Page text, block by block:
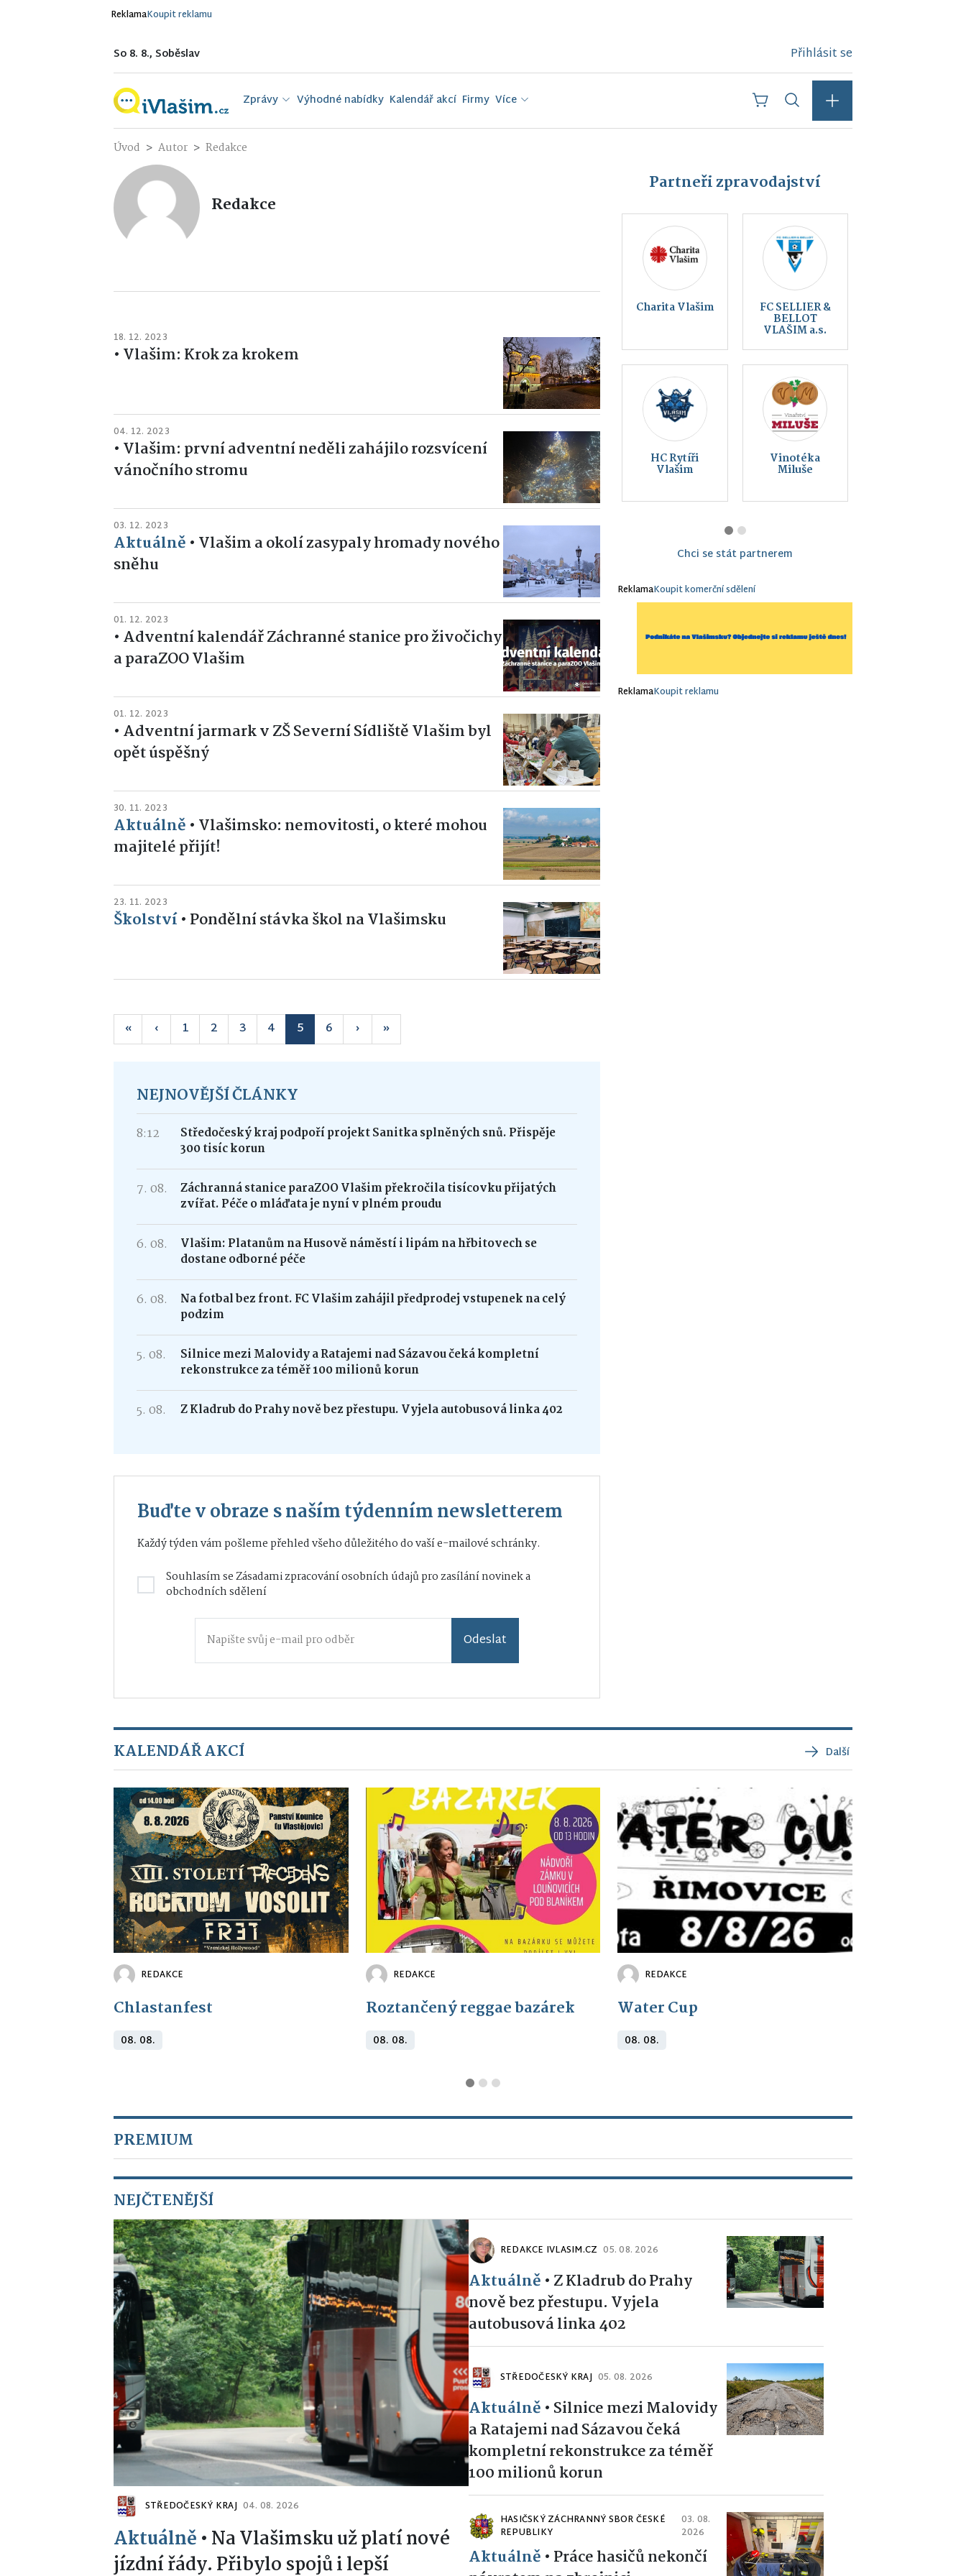
ReklamaKoupit reklamu
So 8. 8., Soběslav Přihlásit se
Zprávy Výhodné nabídky Kalendář akcí Firmy Více
Úvod Autor Redakce
Redakce
18. 12. 2023
• Vlašim: Krok za krokem
04. 12. 2023
• Vlašim: první adventní neděli zahájilo rozsvícení
vánočního stromu
03. 12. 2023
Aktuálně • Vlašim a okolí zasypaly hromady nového
sněhu
01. 12. 2023
• Adventní kalendář Záchranné stanice pro živočichy
a paraZOO Vlašim
01. 12. 2023
• Adventní jarmark v ZŠ Severní Sídliště Vlašim byl
opět úspěšný
30. 11. 2023
Aktuálně • Vlašimsko: nemovitosti, o které mohou
majitelé přijít!
23. 11. 2023
Školství• Pondělní stávka škol na Vlašimsku
« ‹ 1 2 3 4 5 6 › »
NEJNOVĚJŠÍ ČLÁNKY
8:12
Středočeský kraj podpoří projekt Sanitka splněných snů. Přispěje
300 tisíc korun
7. 08.
Záchranná stanice paraZOO Vlašim překročila tisícovku přijatých
zvířat. Péče o mláďata je nyní v plném proudu
6. 08.
Vlašim: Platanům na Husově náměstí i lipám na hřbitovech se
dostane odborné péče
6. 08.
Na fotbal bez front. FC Vlašim zahájil předprodej vstupenek na celý
podzim
5. 08.
Silnice mezi Malovidy a Ratajemi nad Sázavou čeká kompletní
rekonstrukce za téměř 100 milionů korun
5. 08. Z Kladrub do Prahy nově bez přestupu. Vyjela autobusová linka 402
Buďte v obraze s naším týdenním newsletterem
Každý týden vám pošleme přehled všeho důležitého do vaší e-mailové schránky.
Souhlasím seZásadami zpracování osobních údajůpro zasílání novinek a
obchodních sdělení
Odeslat
Partneři zpravodajství
Kraj Český svaz
ochránců
přírody Vlašim
Chci se stát partnerem
ReklamaKoupit komerční sdělení
ReklamaKoupit reklamu
KALENDÁŘ AKCÍ Další
REDAKCE
Chlastanfest
08. 08.
REDAKCE
Roztančený reggae bazárek
08. 08.
REDAKCE
Water Cup
08. 08.
PREMIUM
NEJČTENĚJŠÍ
STŘEDOČESKÝ KRAJ 04. 08. 2026
Aktuálně • Na Vlašimsku už platí nové
jízdní řády. Přibylo spojů i lepší
REDAKCE IVLASIM.CZ 05. 08. 2026
Aktuálně • Z Kladrub do Prahy
nově bez přestupu. Vyjela
autobusová linka 402
STŘEDOČESKÝ KRAJ 05. 08. 2026
Aktuálně • Silnice mezi Malovidy
a Ratajemi nad Sázavou čeká
kompletní rekonstrukce za téměř
100 milionů korun
HASIČSKÝ ZÁCHRANNÝ SBOR ČESKÉ
REPUBLIKY
03. 08.
2026
Aktuálně • Práce hasičů nekončí